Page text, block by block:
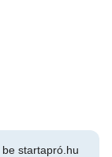
startapró.hu